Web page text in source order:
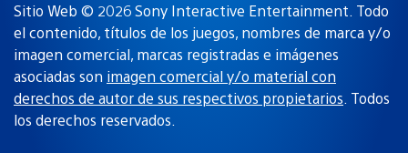
Sitio Web © 2026 Sony Interactive Entertainment. Todo
el contenido, títulos de los juegos, nombres de marca y/o
imagen comercial, marcas registradas e imágenes
asociadas son imagen comercial y/o material con
derechos de autor de sus respectivos propietarios. Todos
los derechos reservados.